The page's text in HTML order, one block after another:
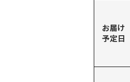
お届け
予定日